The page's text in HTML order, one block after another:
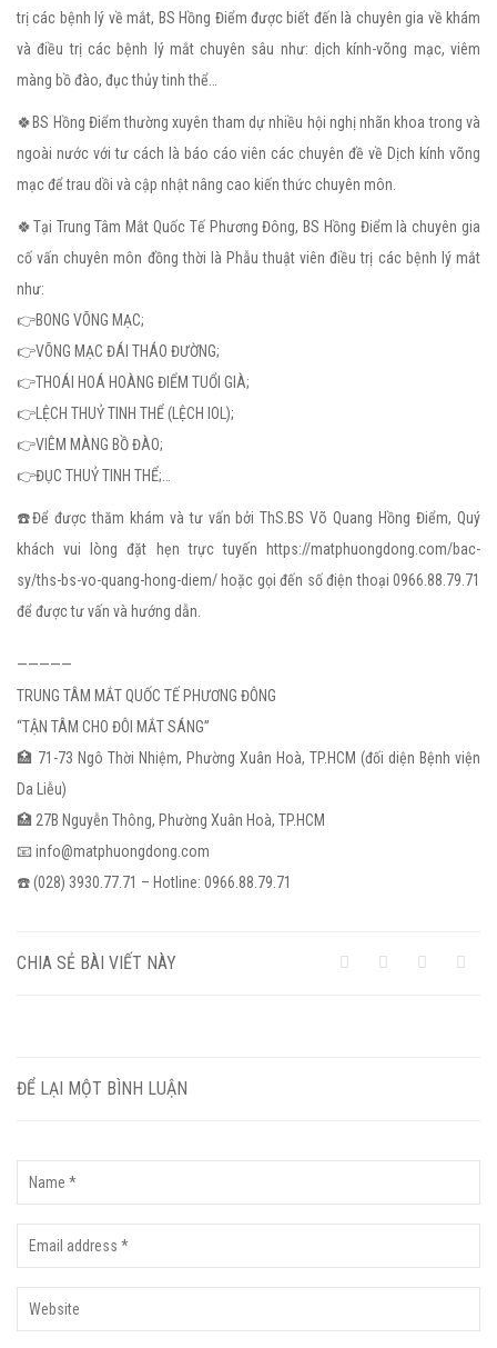
trị các bệnh lý về mắt, BS Hồng Điểm được biết đến là chuyên gia về khám
và điều trị các bệnh lý mắt chuyên sâu như: dịch kính-võng mạc, viêm
màng bồ đào, đục thủy tinh thể…
🍀BS Hồng Điểm thường xuyên tham dự nhiều hội nghị nhãn khoa trong và
ngoài nước với tư cách là báo cáo viên các chuyên đề về Dịch kính võng
mạc để trau dồi và cập nhật nâng cao kiến thức chuyên môn.
🍀Tại Trung Tâm Mắt Quốc Tế Phương Đông, BS Hồng Điểm là chuyên gia
cố vấn chuyên môn đồng thời là Phẫu thuật viên điều trị các bệnh lý mắt
như:
👉BONG VÕNG MẠC;
👉VÕNG MẠC ĐÁI THÁO ĐƯỜNG;
👉THOÁI HOÁ HOÀNG ĐIỂM TUỔI GIÀ;
👉LỆCH THUỶ TINH THỂ (LỆCH IOL);
👉VIÊM MÀNG BỒ ĐÀO;
👉ĐỤC THUỶ TINH THỂ;…
☎️Để được thăm khám và tư vấn bởi ThS.BS Võ Quang Hồng Điểm, Quý
khách vui lòng đặt hẹn trực tuyến https://matphuongdong.com/bac-
sy/ths-bs-vo-quang-hong-diem/ hoặc gọi đến số điện thoại 0966.88.79.71
để được tư vấn và hướng dẫn.
—————
TRUNG TÂM MẮT QUỐC TẾ PHƯƠNG ĐÔNG
“TẬN TÂM CHO ĐÔI MẮT SÁNG”
🏥 71-73 Ngô Thời Nhiệm, Phường Xuân Hoà, TP.HCM (đối diện Bệnh viện
Da Liễu)
🏥 27B Nguyễn Thông, Phường Xuân Hoà, TP.HCM
📧 info@matphuongdong.com
☎️ (028) 3930.77.71 – Hotline: 0966.88.79.71
CHIA SẺ BÀI VIẾT NÀY
ĐỂ LẠI MỘT BÌNH LUẬN